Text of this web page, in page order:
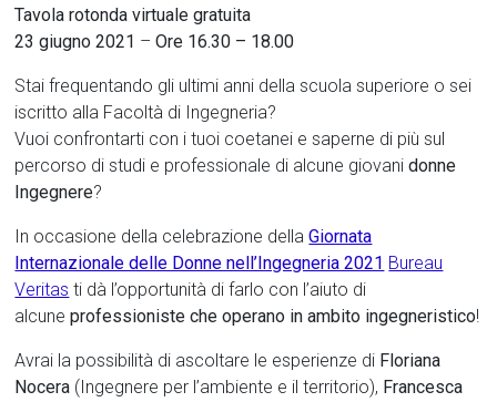
Tavola rotonda virtuale gratuita
23 giugno 2021 –Ore 16.30 – 18.00
Stai frequentando gli ultimi anni della scuola superiore o sei
iscritto alla Facoltà di Ingegneria?
Vuoi confrontarti con i tuoi coetanei e saperne di più sul
percorso di studi e professionale di alcune giovanidonne
Ingegnere?
In occasione della celebrazione dellaGiornata
Internazionale delle Donne nell’Ingegneria 2021 Bureau
Veritas ti dà l’opportunità di farlo con l’aiuto di
alcuneprofessioniste che operano in ambito ingegneristico!
Avrai la possibilità di ascoltare le esperienze di Floriana
Nocera (Ingegnere per l’ambiente e il territorio), Francesca